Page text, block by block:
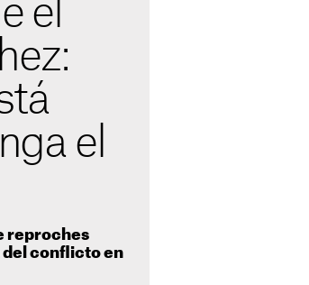
el
el
reproches
del conflicto en